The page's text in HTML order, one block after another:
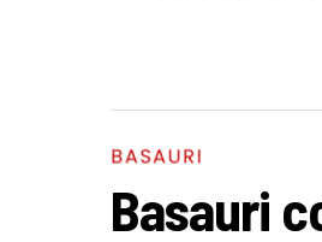
del equipo de
En ese sentido,
entre El Kalero y
los vecinos y
En cuanto a
BASAURI
Basauri